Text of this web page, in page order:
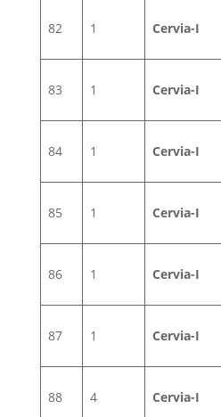
82 1 Cervia-I
83 1 Cervia-I
84 1 Cervia-I
85 1 Cervia-I
86 1 Cervia-I
87 1 Cervia-I
88 4 Cervia-I